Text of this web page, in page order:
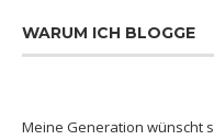
WARUM ICH BLOGGE
Meine Generation wünscht